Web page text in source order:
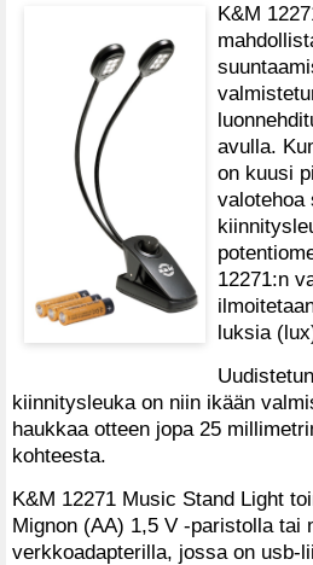
K&M
avulla.
on kuusi
valotehoa
12271:n
luksia
kiinnitysleuka on niin ikään
haukkaa otteen jopa 25
kohteesta.
K&M 12271 Music Stand Light
Mignon (AA) 1,5 V -paristolla tai
verkkoadapterilla, jossa on usb-